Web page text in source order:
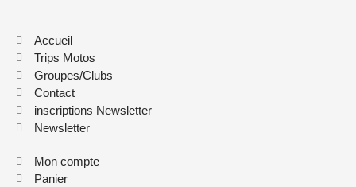
Accueil
Trips Motos
Groupes/Clubs
Contact
inscriptions Newsletter
Newsletter
Mon compte
Panier